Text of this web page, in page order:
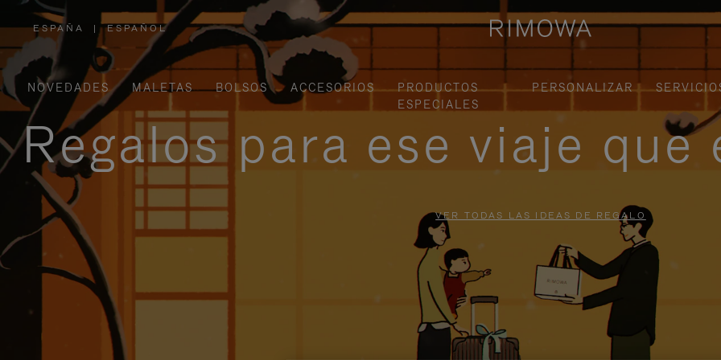
ESPAÑA
,
ELIGE
UBICACIÓN
| ESPAÑOL
NOVEDADES MALETAS BOLSOS ACCESORIOS
PRODUCTOS
ESPECIALES
PERSONALIZAR
Regalos para ese viaje
VER TODAS LAS IDEAS DE REGALO